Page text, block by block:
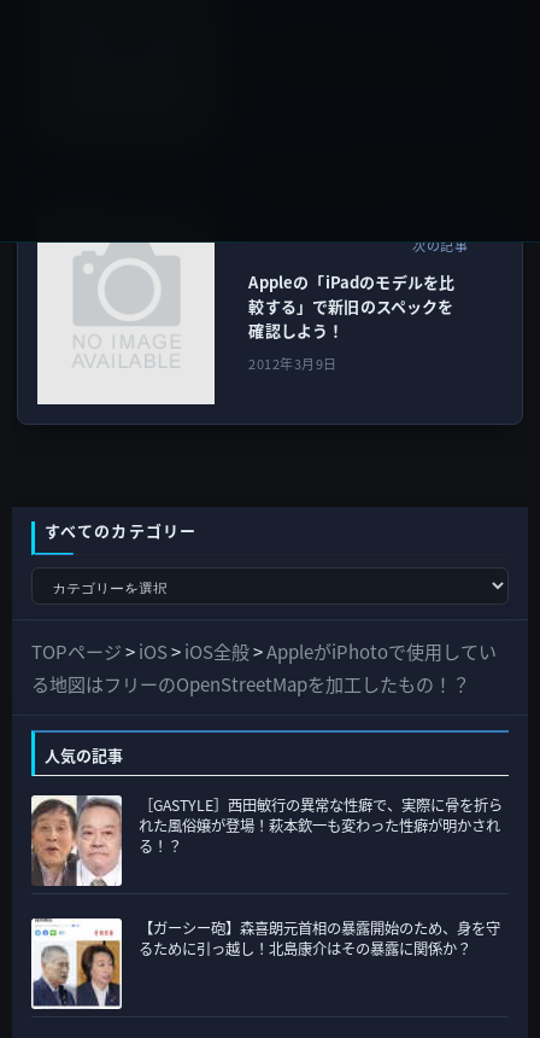
次の記事
Appleの「iPadのモデルを比
較する」で新旧のスペックを
確認しよう！
2012年3月9日
すべてのカテゴリー
て
の
ゴ
リ
ー
TOPページ>iOS>iOS全般>AppleがiPhotoで使用してい
る地図はフリーのOpenStreetMapを加工したもの！？
人気の記事
［GASTYLE］西田敏行の異常な性癖で、実際に骨を折ら
れた風俗嬢が登場！萩本欽一も変わった性癖が明かされ
る！？
【ガーシー砲】森喜朗元首相の暴露開始のため、身を守
るために引っ越し！北島康介はその暴露に関係か？